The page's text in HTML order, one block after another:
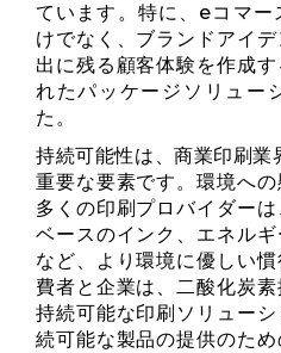
ています。特に、eコマー
けでなく、ブランドアイ
出に残る顧客体験を作成
れたパッケージソリュー
た。
持続可能性は、商業印刷業
重要な要素です。環境への
多くの印刷プロバイダー
ベースのインク、エネル
など、より環境に優しい
費者と企業は、二酸化炭
持続可能な印刷ソリュー
続可能な製品の提供のた